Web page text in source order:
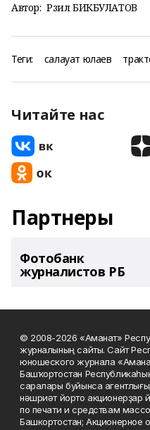
Автор: Рәзил БИКБУЛАТОВ
Теги: салауат юлаев
Читайте нас
Партнеры
Фотобанк
журналистов РБ
© 2008-2026 «Аманат»
журналының сайты. Сайт
юношеского журнала
Башҡортостан
саралары буйынса
нәшриәт йорто акционерҙар
по печати и средствам
Башкортостан; Акционерное